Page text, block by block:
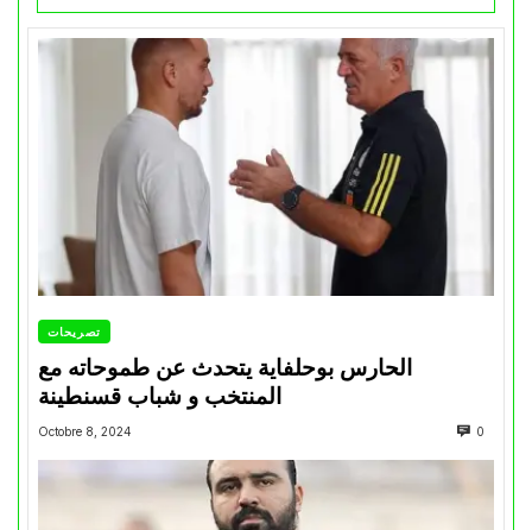
تصريحات
الحارس بوحلفاية يتحدث عن طموحاته مع
المنتخب و شباب قسنطينة
Octobre 8, 2024 0